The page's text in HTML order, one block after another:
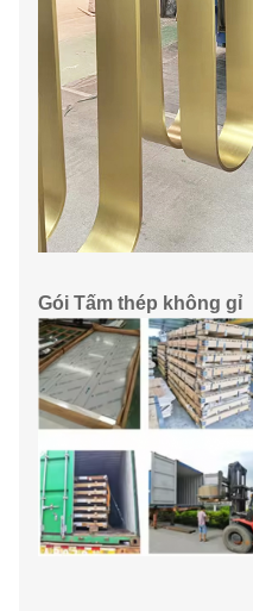
Gói Tấm thép không gỉ